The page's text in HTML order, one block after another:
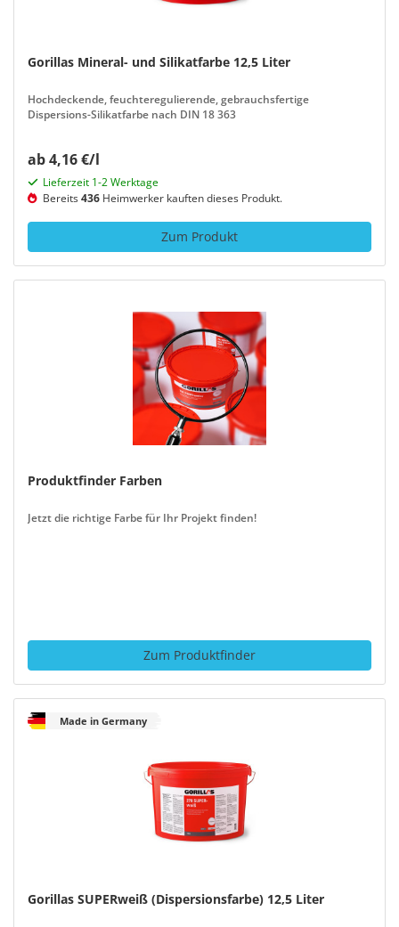
Gorillas Mineral- und Silikatfarbe 12,5 Liter
Hochdeckende, feuchteregulierende, gebrauchsfertige
Dispersions-Silikatfarbe nach DIN 18 363
ab 4,16 €/l
Lieferzeit 1-2 Werktage
Bereits436 Heimwerker kauften dieses Produkt.
Zum Produkt
Produktfinder Farben
Jetzt die richtige Farbe für Ihr Projekt finden!
Zum Produktfinder
Made in Germany
Gorillas SUPERweiß (Dispersionsfarbe) 12,5 Liter